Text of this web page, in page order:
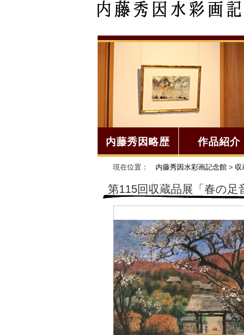
内藤秀因略歴 作品紹介
現在位置： 内藤秀因水彩画記念館 > 収
第115回収蔵品展「春の足